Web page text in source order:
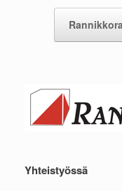
Yhteistyössä